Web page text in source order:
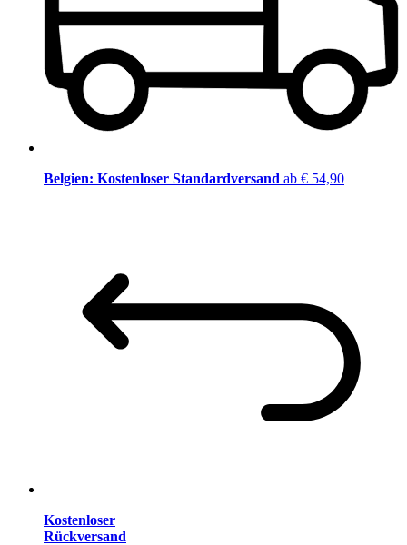
Belgien: Kostenloser Standardversand ab € 54,90
Kostenloser
Rückversand